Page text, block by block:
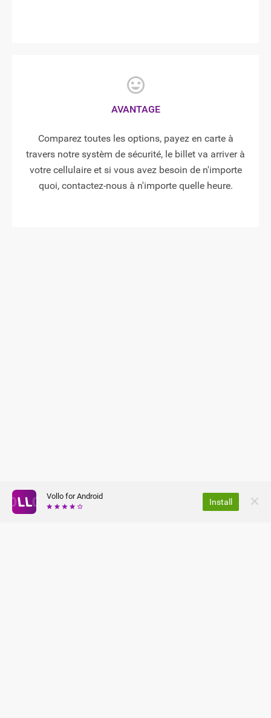
Vollo for Android
Install
AVANTAGE
Comparez toutes les options, payez en carte à
travers notre systèm de sécurité, le billet va arriver à
votre cellulaire et si vous avez besoin de n'importe
quoi, contactez-nous à n'importe quelle heure.